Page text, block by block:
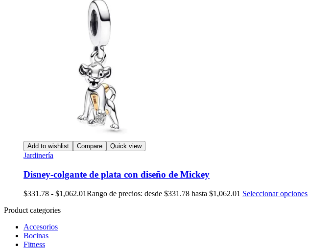
Add to wishlist Compare Quick view
Jardinería
Disney-colgante de plata con diseño de Mickey
$331.78 - $1,062.01Rango de precios: desde $331.78 hasta $1,062.01 Seleccionar opciones
Product categories
Accesorios
Bocinas
Fitness